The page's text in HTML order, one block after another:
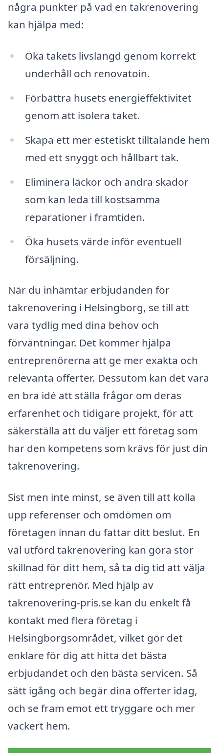
några punkter på vad en takrenovering
kan hjälpa med:
Öka takets livslängd genom korrekt
underhåll och renovatoin.
Förbättra husets energieffektivitet
genom att isolera taket.
Skapa ett mer estetiskt tilltalande hem
med ett snyggt och hållbart tak.
Eliminera läckor och andra skador
som kan leda till kostsamma
reparationer i framtiden.
Öka husets värde inför eventuell
försäljning.
När du inhämtar erbjudanden för
takrenovering i Helsingborg, se till att
vara tydlig med dina behov och
förväntningar. Det kommer hjälpa
entreprenörerna att ge mer exakta och
relevanta offerter. Dessutom kan det vara
en bra idé att ställa frågor om deras
erfarenhet och tidigare projekt, för att
säkerställa att du väljer ett företag som
har den kompetens som krävs för just din
takrenovering.
Sist men inte minst, se även till att kolla
upp referenser och omdömen om
företagen innan du fattar ditt beslut. En
väl utförd takrenovering kan göra stor
skillnad för ditt hem, så ta dig tid att välja
rätt entreprenör. Med hjälp av
takrenovering-pris.se kan du enkelt få
kontakt med flera företag i
Helsingborgsområdet, vilket gör det
enklare för dig att hitta det bästa
erbjudandet och den bästa servicen. Så
sätt igång och begär dina offerter idag,
och se fram emot ett tryggare och mer
vackert hem.